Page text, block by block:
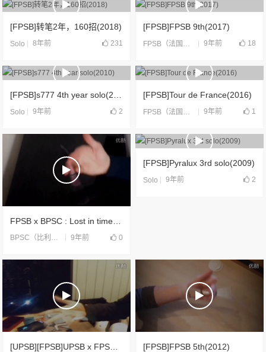
[FPSB]转笔2年，160招(2018)
Solo 8年前 231
[FPSB]FPSB 9th(2017)
FPSB（法国） 合片9年前 18
[FPSB]s777 4th year solo(2010)
Solo 9年前 2
[FPSB]Tour de France(2016)
FPSB（法国） 合片9年前 1
BPSC（比利时） FPSB（法国）
9年前 0
[FPSB]Pyralux 3rd solo(2009)
Solo 9年前 2
[FPSB]FPSB 5th(2012)